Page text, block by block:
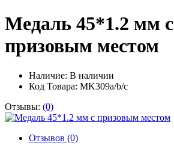
Медаль 45*1.2 мм с
призовым местом
Наличие: В наличии
Код Товара: MK309a/b/c
Отзывы: (0)
Отзывов (0)